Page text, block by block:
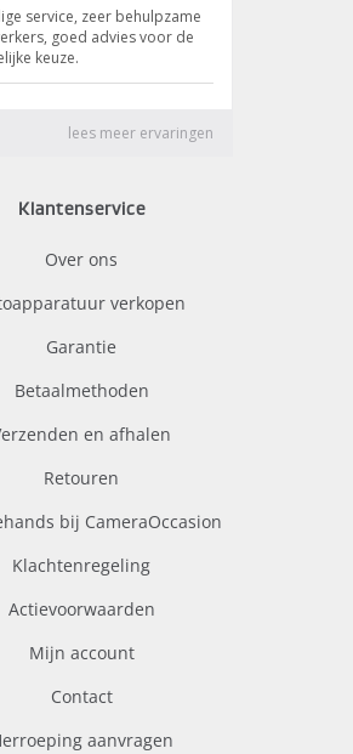
Klantenservice
Over ons
verkopen
Garantie
Betaalmethoden
en afhalen
Retouren
bij CameraOccasion
Klachtenregeling
Actievoorwaarden
Mijn account
Contact
aanvragen